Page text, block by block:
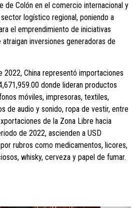
de Colón en el comercio internacional y
logístico regional, poniendo a
el emprendimiento de iniciativas
inversiones generadoras de
China representó importaciones
donde lideran productos
móviles, impresoras, textiles,
de audio y sonido, ropa de vestir, entre
de la Zona Libre hacia
de 2022, ascienden a USD
rubros como medicamentos, licores,
whisky, cerveza y papel de fumar.